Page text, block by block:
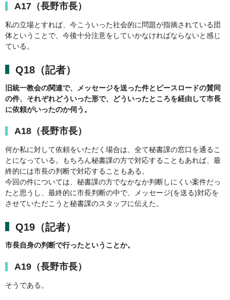
A17（長野市長）
私の立場とすれば、今こういった社会的に問題が指摘されている団
体ということで、今後十分注意をしていかなければならないと感じ
ている。
Q18（記者）
旧統一教会の関連で、メッセージを送った件とピースロードの賛同
の件、それぞれどういった形で、どういったところを経由して市長
に依頼がいったのか伺う。
A18（長野市長）
何か私に対して依頼をいただく場合は、全て秘書課の窓口を通るこ
とになっている。もちろん秘書課の方で対応することもあれば、最
終的には市長の判断で対応することもある。
今回の件については、秘書課の方でなかなか判断しにくい案件だっ
たと思うし、最終的に市長判断の中で、メッセージ(を送る)対応を
させていただこうと秘書課のスタッフに伝えた。
Q19（記者）
市長自身の判断で行ったということか。
A19（長野市長）
そうである。